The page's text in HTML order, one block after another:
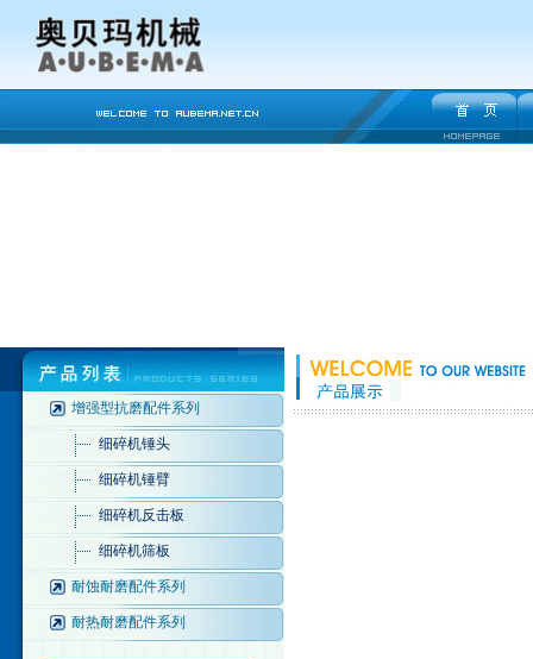
增强型抗磨配件系列
细碎机锤头
细碎机锤臂
细碎机反击板
细碎机筛板
耐蚀耐磨配件系列
耐热耐磨配件系列